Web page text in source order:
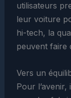
utilisateurs
leur voiture
hi-tech, la
peuvent faire
Vers un
Pour